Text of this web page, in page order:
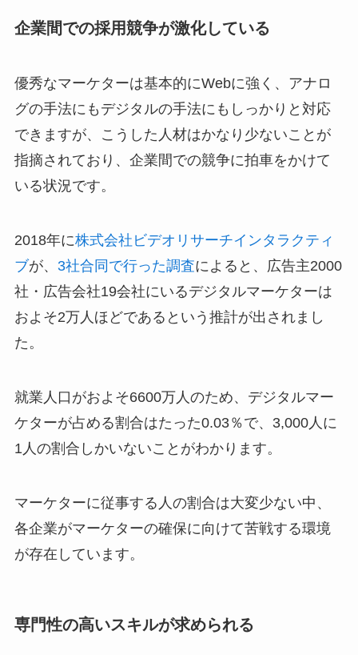
企業間での採用競争が激化している
優秀なマーケターは基本的にWebに強く、アナロ
グの手法にもデジタルの手法にもしっかりと対応
できますが、こうした人材はかなり少ないことが
指摘されており、企業間での競争に拍車をかけて
いる状況です。
2018年に株式会社ビデオリサーチインタラクティ
ブが、 3社合同で行った調査によると、広告主2000
社・広告会社19会社にいるデジタルマーケターは
およそ2万人ほどであるという推計が出されまし
た。
就業人口がおよそ6600万人のため、デジタルマー
ケターが占める割合はたった0.03％で、3,000人に
1人の割合しかいないことがわかります。
マーケターに従事する人の割合は大変少ない中、
各企業がマーケターの確保に向けて苦戦する環境
が存在しています。
専門性の高いスキルが求められる